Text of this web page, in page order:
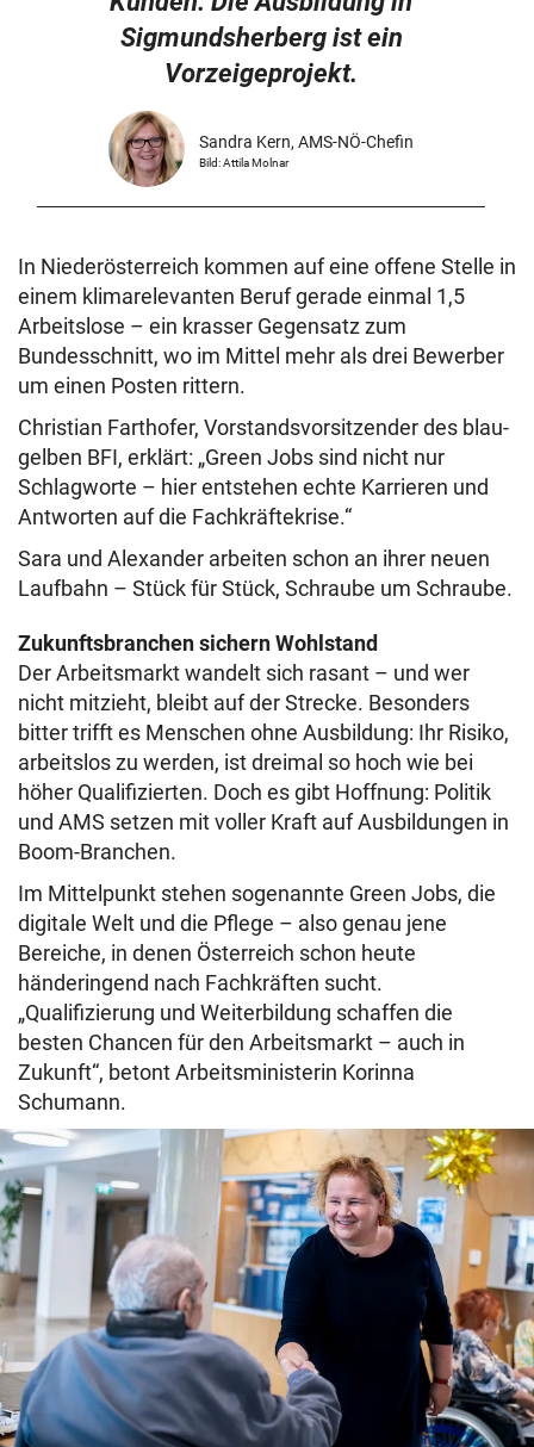
Sigmundsherberg ist ein
Vorzeigeprojekt.
Sandra Kern, AMS-NÖ-Chefin
Bild: Attila Molnar
In Niederösterreich kommen auf eine offene Stelle in
einem klimarelevanten Beruf gerade einmal 1,5
Arbeitslose – ein krasser Gegensatz zum
Bundesschnitt, wo im Mittel mehr als drei Bewerber
um einen Posten rittern.
Christian Farthofer, Vorstandsvorsitzender des blau-
gelben BFI, erklärt: „Green Jobs sind nicht nur
Schlagworte – hier entstehen echte Karrieren und
Antworten auf die Fachkräftekrise.“
Sara und Alexander arbeiten schon an ihrer neuen
Laufbahn – Stück für Stück, Schraube um Schraube.
Zukunftsbranchen sichern Wohlstand
Der Arbeitsmarkt wandelt sich rasant – und wer
nicht mitzieht, bleibt auf der Strecke. Besonders
bitter trifft es Menschen ohne Ausbildung: Ihr Risiko,
arbeitslos zu werden, ist dreimal so hoch wie bei
höher Qualifizierten. Doch es gibt Hoffnung: Politik
und AMS setzen mit voller Kraft auf Ausbildungen in
Boom-Branchen.
Im Mittelpunkt stehen sogenannte Green Jobs, die
digitale Welt und die Pflege – also genau jene
Bereiche, in denen Österreich schon heute
händeringend nach Fachkräften sucht.
„Qualifizierung und Weiterbildung schaffen die
besten Chancen für den Arbeitsmarkt – auch in
Zukunft“, betont Arbeitsministerin Korinna
Schumann.